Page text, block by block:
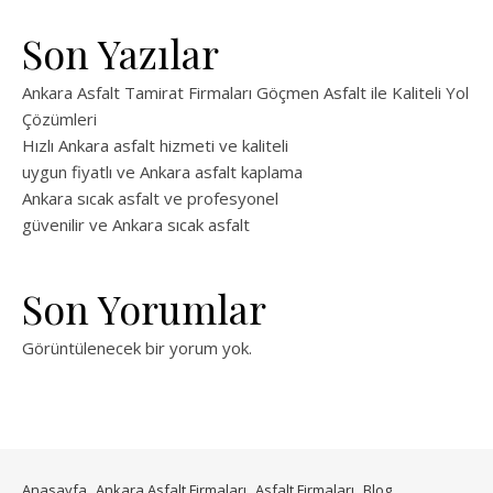
Son Yazılar
Ankara Asfalt Tamirat Firmaları Göçmen Asfalt ile Kaliteli Yol
Çözümleri
Hızlı Ankara asfalt hizmeti ve kaliteli
uygun fiyatlı ve Ankara asfalt kaplama
Ankara sıcak asfalt ve profesyonel
güvenilir ve Ankara sıcak asfalt
Son Yorumlar
Görüntülenecek bir yorum yok.